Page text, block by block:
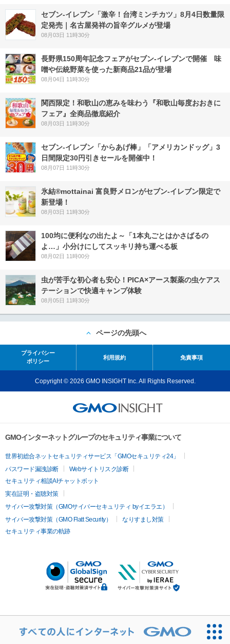
セブン-イレブン「激辛！台湾ミンチカツ」8月4日数量限
定発売｜名古屋発祥の旨辛グルメが登場
08月03日 11時30分
長野県150周年記念フェアがセブン-イレブンで開催 味
噌や伝統野菜を使った新商品21品が登場
08月04日 11時30分
関西限定！和歌山の恵みを味わう『和歌山毎度おおきに
フェア』全商品徹底紹介
08月03日 11時30分
セブン‐イレブン「からあげ棒」「アメリカンドッグ」3
日間限定30円引きセールを開催中！
08月07日 11時30分
氷結®mottainai 富良野メロンがセブン‐イレブン限定で
新登場！
08月03日 11時30分
100均に便利なの出たよ～「1本丸ごとはかさばるの
よ…」小分けにしてスッキリ持ち運べる板
08月02日 11時00分
虫が苦手な初心者も安心！PICA×アース製薬の虫ケアス
テーションで快適キャンプ体験
08月05日 11時30分
ページの先頭へ
プライバシー
ポリシー
利用規約 免責事項
Copyright © 2026 GMO INSIGHT Inc. All Rights Reserved.
GMOインターネットグループのセキュリティ事業について
世界初総合ネットセキュリティサービス「GMOセキュリティ24」
パスワード漏洩診断
Webサイトリスク診断
セキュリティ相談AIチャットボット
実在証明・盗聴対策
サイバー攻撃対策（GMOサイバーセキュリティ byイエラエ）
サイバー攻撃対策（GMO Flatt Security）
なりすまし対策
セキュリティ事業の軌跡